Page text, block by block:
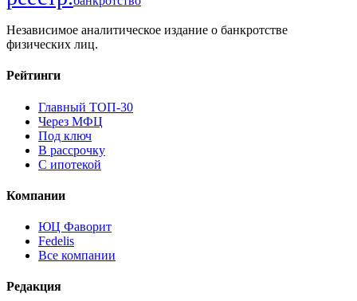
Независимое аналитическое издание о банкротстве
физических лиц.
Рейтинги
Главный ТОП-30
Через МФЦ
Под ключ
В рассрочку
С ипотекой
Компании
ЮЦ Фаворит
Fedelis
Все компании
Редакция